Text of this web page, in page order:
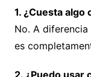
1. ¿Cuesta algo
No. A
es